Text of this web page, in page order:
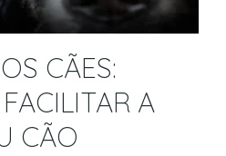
CÃES:
A
CÃO